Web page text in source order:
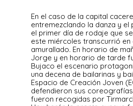
En el caso de la capital
entremezclando la danza y el
el primer día de rodaje que
este miércoles transcurrió en
amurallado. En horario de
Jorge y en horario de tarde
Bujaco el escenario
una decena de bailarinas y
Espacio de Creación Joven
defendieron sus
fueron recogidas por